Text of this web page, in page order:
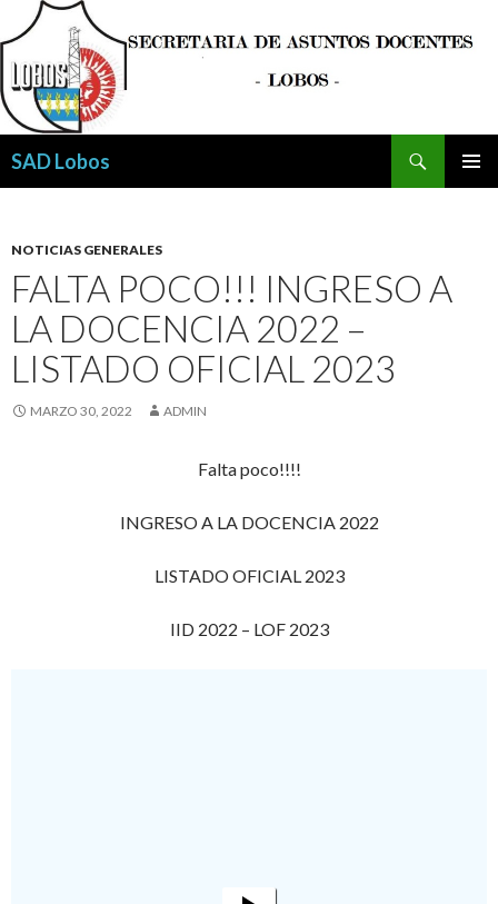
SAD Lobos
NOTICIAS GENERALES
FALTA POCO!!! INGRESO A
LA DOCENCIA 2022 –
LISTADO OFICIAL 2023
MARZO 30, 2022 ADMIN
Falta poco!!!!
INGRESO A LA DOCENCIA 2022
LISTADO OFICIAL 2023
IID 2022 – LOF 2023